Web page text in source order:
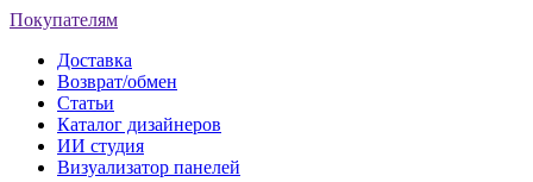
Покупателям
Доставка
Возврат/обмен
Статьи
Каталог дизайнеров
ИИ студия
Визуализатор панелей